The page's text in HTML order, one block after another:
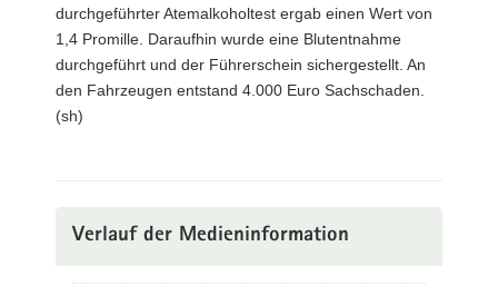
durchgeführter Atemalkoholtest ergab einen Wert von
1,4 Promille. Daraufhin wurde eine Blutentnahme
durchgeführt und der Führerschein sichergestellt. An
den Fahrzeugen entstand 4.000 Euro Sachschaden.
(sh)
Verlauf der Medieninformation